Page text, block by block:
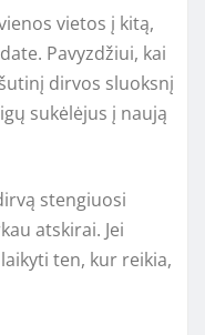
vietos į kitą,
Pavyzdžiui, kai
dirvos sluoksnį
sukėlėjus į naują
stengiuosi
atskirai. Jei
ten, kur reikia,